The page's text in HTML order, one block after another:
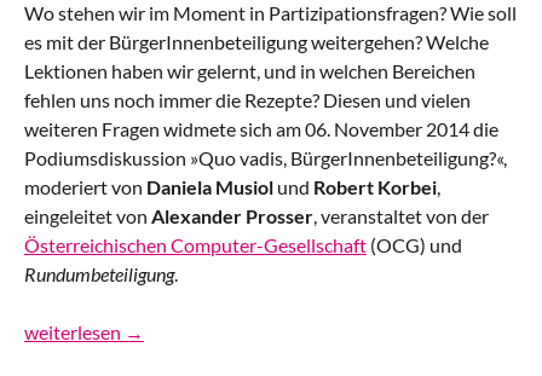
Wo stehen wir im Moment in Partizipationsfragen? Wie soll
es mit der BürgerInnenbeteiligung weitergehen? Welche
Lektionen haben wir gelernt, und in welchen Bereichen
fehlen uns noch immer die Rezepte? Diesen und vielen
weiteren Fragen widmete sich am 06. November 2014 die
Podiumsdiskussion »Quo vadis, BürgerInnenbeteiligung?«,
moderiert von Daniela Musiol und Robert Korbei,
eingeleitet von Alexander Prosser, veranstaltet von der
Österreichischen Computer-Gesellschaft (OCG) und
Rundumbeteiligung.
Wie
weiterlesen →